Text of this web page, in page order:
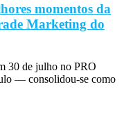
momentos da
Marketing do
30 de julho no PRO
— consolidou-se como